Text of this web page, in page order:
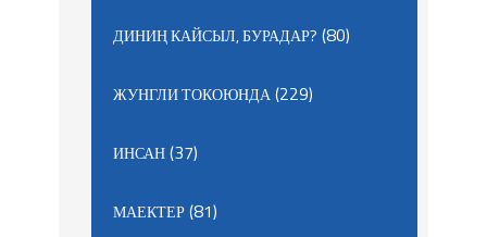
ДИНИҢ КАЙСЫЛ, БУРАДАР? (80)
ЖУНГЛИ ТОКОЮНДА(229)
ИНСАН(37)
МАЕКТЕР(81)